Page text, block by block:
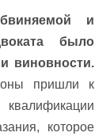
и
было
виновности.
пришли к
которое